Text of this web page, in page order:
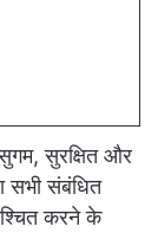
सुगम, सुरक्षित और
सभी संबंधित
करने के